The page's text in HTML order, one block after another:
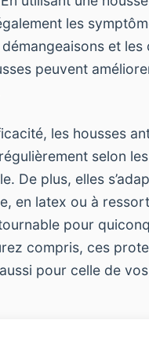
les
et
peuvent
les housses
selon
De plus, elles
en latex ou à
pour
compris, ces
pour celle de